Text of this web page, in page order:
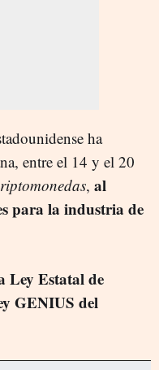
ha
entre el 14 y el 20
, al
para la industria de
Estatal de
GENIUS del